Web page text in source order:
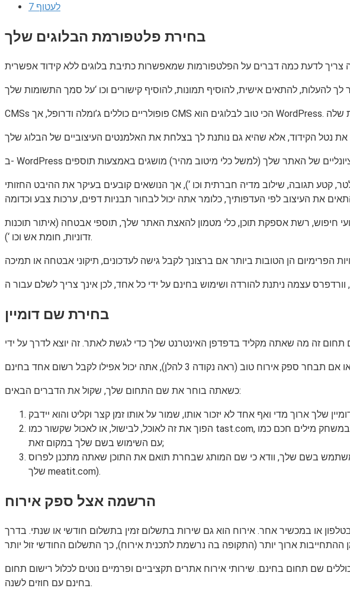
7 לעטוף
בחירת פלטפורמת הבלוגים שלך
קטע תגובה, שילוב מדיה חברתית וכו ‘), אך הנושאים קובעים בעיקר את ההיבט החזותי
חיפוש, רשת אספקת תוכן, כלי מטמון להאצת האתר שלך, תוספי אבטחה (איתור תוכנות
זדוניות, חומת אש וכו ‘).
בחירת שם דומיין
כשאתה בוחר את שם התחום שלך, שקול את הדברים הבאים:
הפוך את זה לאוכל, לבישול, או לאכול שקשור כמו tast.com, או השתמש במשחק מילים חכם כמו mineat.com (התכווצות של המילים “דקה” ו”לאכול “). אם אתה כבר שף פופולרי, אתה יכול להתחמק
עם השימוש בשם שלך במקום זאת;
שם המותג שבחרת תואם את התוכן שאתה מתכנן לפרוס (למשל אם אתה רק הולך לעשות צמחוני מתכונים, אל תתן שם לאתר
שלך meatit.com).
הרשמה אצל ספק אירוח
או במכשיר אחר. אירוח הוא גם שירות בתשלום זמין בתשלום חודשי או שנתי. בדרך
שם תחום בחינם. שירותי אירוח אתרים תקציביים ופרמיים נוטים לכלול רישום תחום
בחינם עם חוזים לשנה.